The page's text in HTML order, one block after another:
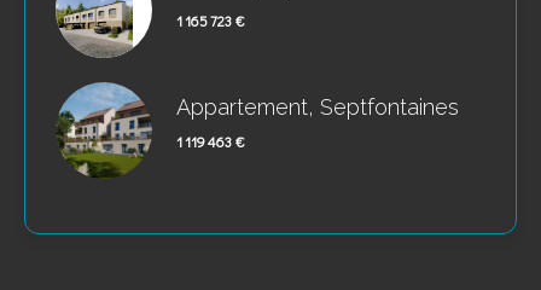
1 165 723 €
Appartement, Septfontaines
1 119 463 €